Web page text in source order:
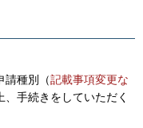
請種別（記載事項変更な
手続きをしていただく